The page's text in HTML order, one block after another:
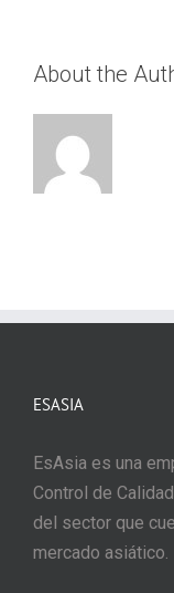
About the
ESASIA
EsAsia es una
Control de
del sector que
mercado asiático.